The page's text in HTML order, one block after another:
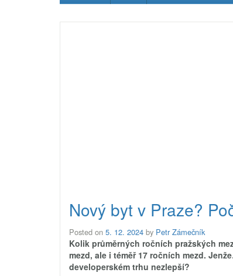
Nový byt v Praze?
Posted on 5. 12. 2024 by Petr Zámečník
Kolik průměrných ročních pražských
mezd, ale i téměř 17 ročních mezd.
developerském trhu nezlepší?